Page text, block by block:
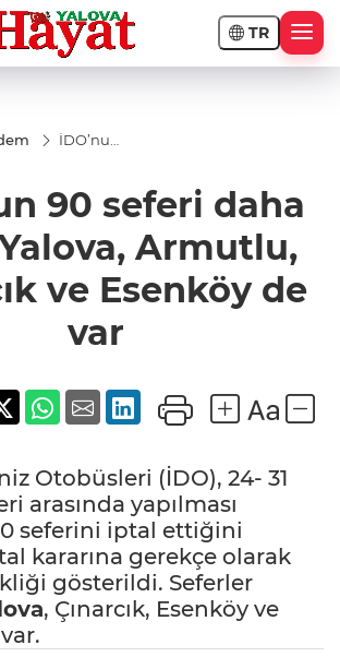
TR
İDO’nun
iptal!
Yalova,
Çınarcık
ve
Esenköy
de var
90 seferi daha
Armutlu,
ve Esenköy de
var
Otobüsleri (İDO), 24- 31
arasında yapılması
seferini iptal ettiğini
kararına gerekçe olarak
gösterildi. Seferler
, Çınarcık, Esenköy ve